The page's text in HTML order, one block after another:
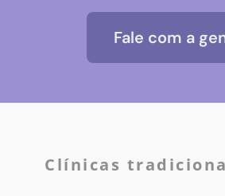
Fale com a
Clínicas